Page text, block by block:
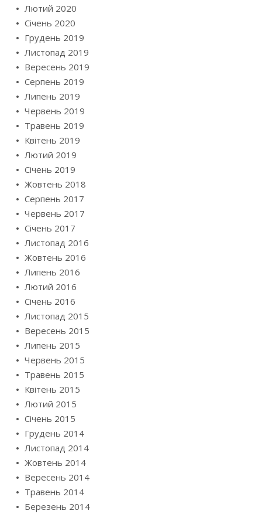
Лютий 2020
Січень 2020
Грудень 2019
Листопад 2019
Вересень 2019
Серпень 2019
Липень 2019
Червень 2019
Травень 2019
Квітень 2019
Лютий 2019
Січень 2019
Жовтень 2018
Серпень 2017
Червень 2017
Січень 2017
Листопад 2016
Жовтень 2016
Липень 2016
Лютий 2016
Січень 2016
Листопад 2015
Вересень 2015
Липень 2015
Червень 2015
Травень 2015
Квітень 2015
Лютий 2015
Січень 2015
Грудень 2014
Листопад 2014
Жовтень 2014
Вересень 2014
Травень 2014
Березень 2014